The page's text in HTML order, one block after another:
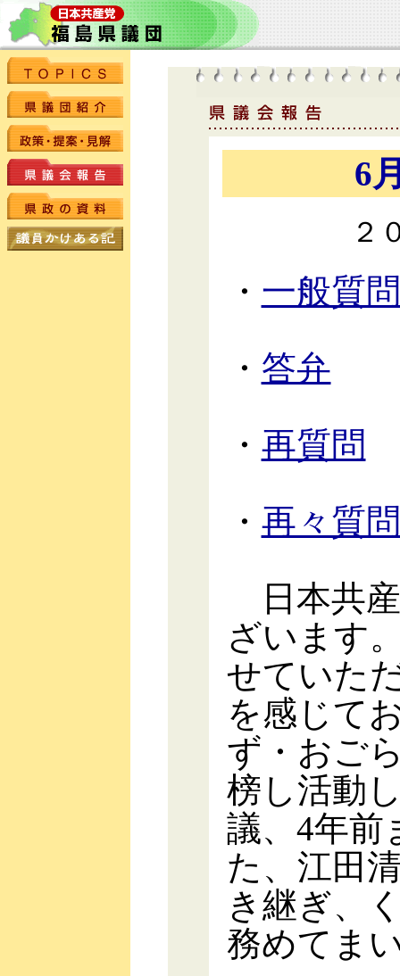
6
２
・ 一般質問
・ 答弁
・ 再質問
・ 再々質問
日本共
ざいます
せていた
を感じて
ず・おご
榜し活動
議、4年前
た、江田
き継ぎ、
務めてま